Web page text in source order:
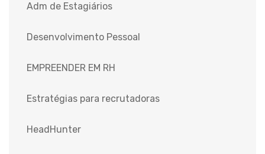
Adm de Estagiários
Desenvolvimento Pessoal
EMPREENDER EM RH
Estratégias para recrutadoras
HeadHunter